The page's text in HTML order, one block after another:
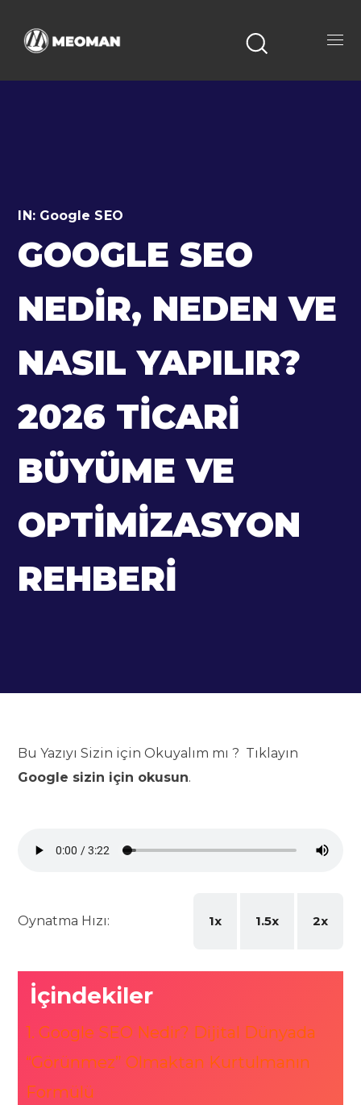
IN: Google SEO
GOOGLE SEO
NEDIR, NEDEN VE
NASIL YAPILIR?
2026 TICARI
BÜYÜME VE
OPTIMIZASYON
REHBERI
Bu Yazıyı Sizin için Okuyalım mı ? Tıklayın
Google sizin için okusun.
Oynatma Hızı: 1x 1.5x 2x
İçindekiler
1. Google SEO Nedir? Dijital Dünyada
“Görünmez” Olmaktan Kurtulmanın
Formülü